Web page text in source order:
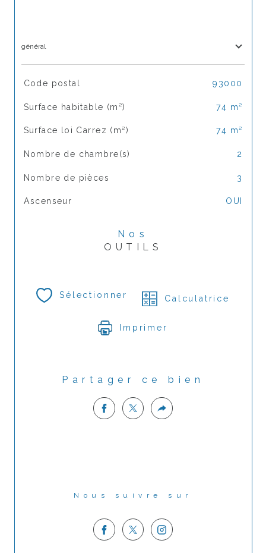
général
TRAD_SIROCCO_Caracteristique
Code postal 93000
Surface habitable (m²) 74 m²
Surface loi Carrez (m²) 74 m²
Nombre de chambre(s) 2
Nombre de pièces 3
Ascenseur OUI
Nos
OUTILS
Sélectionner Calculatrice
Imprimer
Partager ce bien
Nous suivre sur